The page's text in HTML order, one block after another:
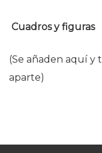
Cuadros y figuras
(Se añaden aquí y
aparte)